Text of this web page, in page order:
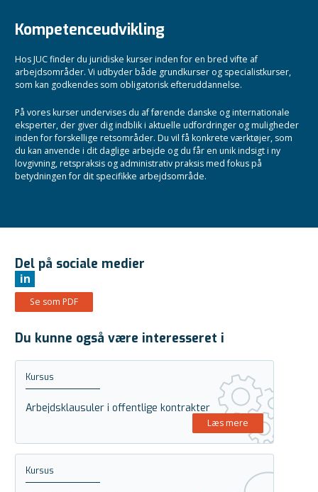
Kompetenceudvikling
Hos JUC finder du juridiske kurser inden for en bred vifte af
arbejdsområder. Vi udbyder både grundkurser og specialistkurser,
som kan godkendes som obligatorisk efteruddannelse.
På vores kurser undervises du af førende danske og internationale
eksperter, der giver dig indblik i aktuelle udfordringer og muligheder
inden for forskellige retsområder. Du vil få konkrete værktøjer, som
du kan anvende i dit daglige arbejde og du får en unik indsigt i ny
lovgivning, retspraksis og administrativ praksis med fokus på
betydningen for dit specifikke arbejdsområde.
Del på sociale medier
in
Se som PDF
Du kunne også være interesseret i
Kursus
Arbejdsklausuler i offentlige kontrakter
Læs mere
Kursus